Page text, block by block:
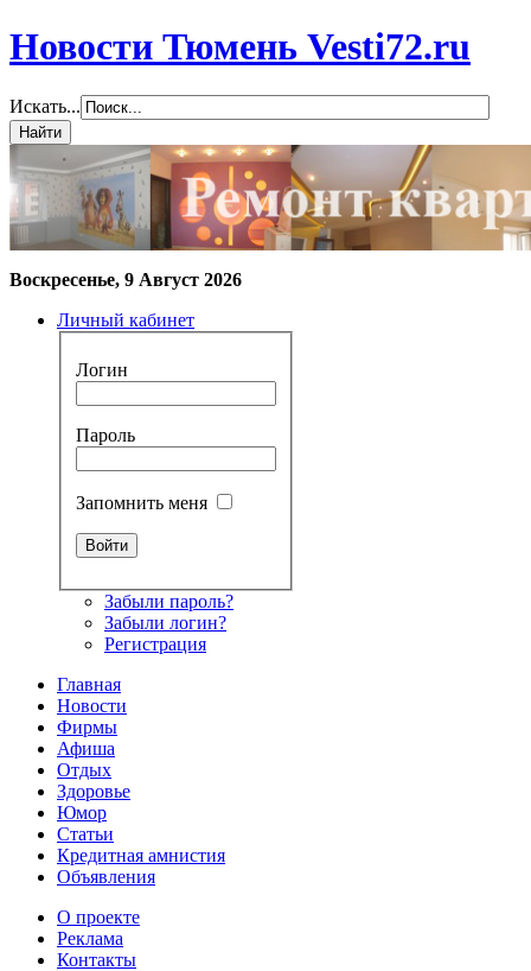
Новости Тюмень Vesti72.ru
Искать...
Воскресенье, 9 Август 2026
Личный кабинет
Логин
Пароль
Запомнить меня
Забыли пароль?
Забыли логин?
Регистрация
Главная
Новости
Фирмы
Афиша
Отдых
Здоровье
Юмор
Статьи
Кредитная амнистия
Объявления
О проекте
Реклама
Контакты